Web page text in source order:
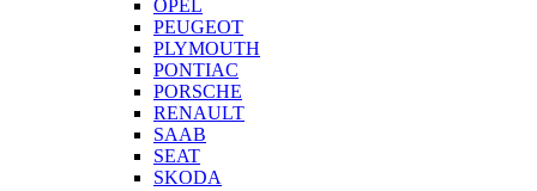
OPEL
PEUGEOT
PLYMOUTH
PONTIAC
PORSCHE
RENAULT
SAAB
SEAT
SKODA